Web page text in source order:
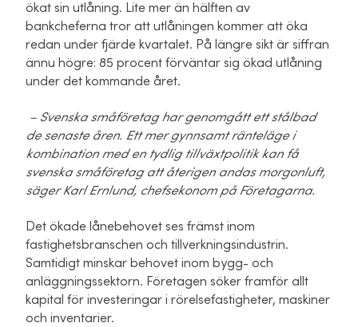
ökat sin utlåning. Lite mer än hälften av
bankcheferna tror att utlåningen kommer att öka
redan under fjärde kvartalet. På längre sikt är siffran
ännu högre: 85 procent förväntar sig ökad utlåning
under det kommande året.
– Svenska småföretag har genomgått ett stålbad
de senaste åren. Ett mer gynnsamt ränteläge i
kombination med en tydlig tillväxtpolitik kan få
svenska småföretag att återigen andas morgonluft,
säger Karl Ernlund, chefsekonom på Företagarna.
Det ökade lånebehovet ses främst inom
fastighetsbranschen och tillverkningsindustrin.
Samtidigt minskar behovet inom bygg- och
anläggningssektorn. Företagen söker framför allt
kapital för investeringar i rörelsefastigheter, maskiner
och inventarier.